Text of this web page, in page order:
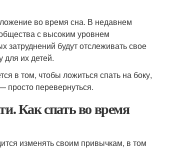
во время сна. В недавнем
с высоким уровнем
будут отслеживать свое
для их детей.
в том, чтобы ложиться спать на боку,
просто перевернуться.
Как спать во время
изменять своим привычкам, в том